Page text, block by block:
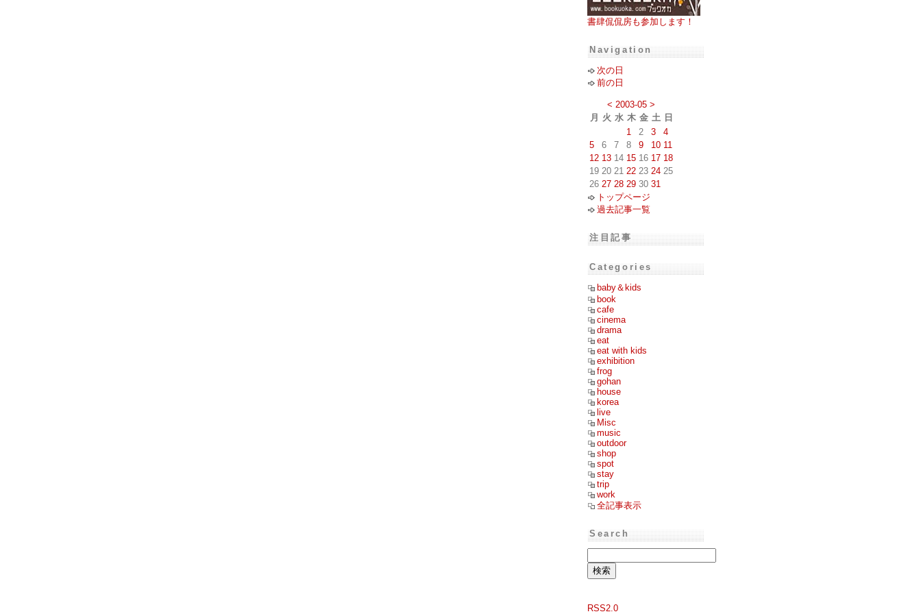
書肆侃侃房も参加します！
Navigation
次の日
前の日
< 2003-05 >
月
火 水 木 金 土 日
1
2 3
4
5
6 7 8 9 10 11
12 13 14 15 16 17 18
19 20 21 22 23 24 25
26 27 28 29 30 31
トップページ
過去記事一覧
注目記事
Categories
baby＆kids
book
cafe
cinema
drama
eat
eat with kids
exhibition
frog
gohan
house
korea
live
Misc
music
outdoor
shop
spot
stay
trip
work
全記事表示
Search
RSS2.0